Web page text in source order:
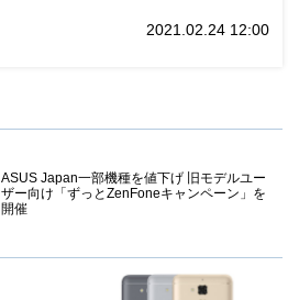
2021.02.24 12:00
ASUS Japan一部機種を値下げ 旧モデルユー
ザー向け「ずっとZenFoneキャンペーン」を
開催